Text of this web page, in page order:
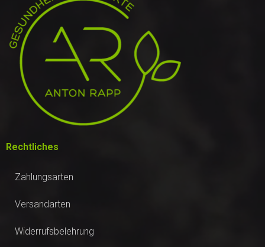
Rechtliches
Zahlungsarten
Versandarten
Widerrufsbelehrung